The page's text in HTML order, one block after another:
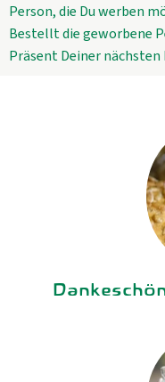
B2B
Person, die Du werben
Bestellt die geworbene
Präsent Deiner nächsten